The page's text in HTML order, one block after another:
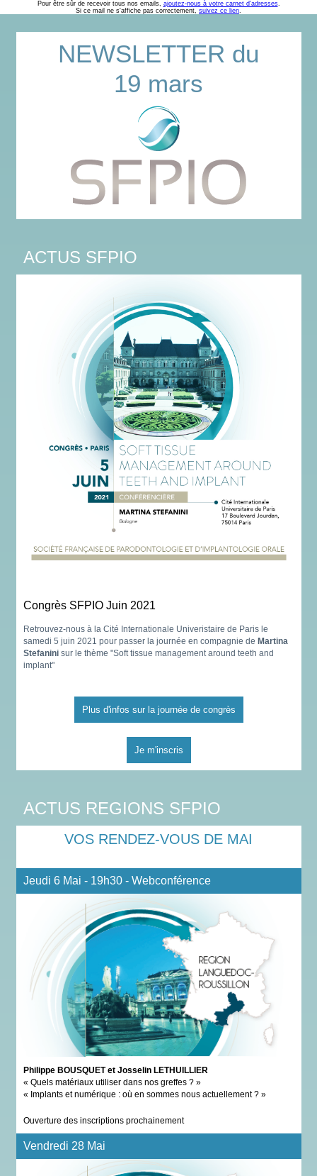
Pour être sûr de recevoir tous nos emails, ajoutez-nous à votre carnet d'adresses.
Si ce mail ne s'affiche pas correctement, suivez ce lien.
NEWSLETTER du
19 mars
ACTUS SFPIO
Congrès SFPIO Juin 2021
Retrouvez-nous à la Cité Internationale Univeristaire de Paris le
samedi 5 juin 2021 pour passer la journée en compagnie de Martina
Stefaninisur le thème "Soft tissue management around teeth and
implant"
Plus d'infos sur la journée de congrès
Je m'inscris
ACTUS REGIONS SFPIO
VOS RENDEZ-VOUS DE MAI
Jeudi 6 Mai - 19h30 - Webconférence
Philippe BOUSQUET et Josselin LETHUILLIER
« Quels matériaux utiliser dans nos greffes ? »
« Implants et numérique : où en sommes nous actuellement ? »
Ouverture des inscriptions prochainement
Vendredi 28 Mai